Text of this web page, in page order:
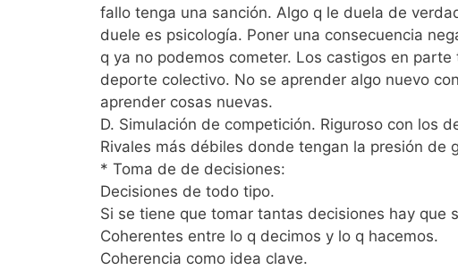
fallo tenga una sanción. Algo q le duela de
duele es psicología. Poner una consecuencia
q ya no podemos cometer. Los castigos en
deporte colectivo. No se aprender algo nuevo
aprender cosas nuevas.
D. Simulación de competición. Riguroso con los
Rivales más débiles donde tengan la presión de
* Toma de de decisiones:
Decisiones de todo tipo.
Si se tiene que tomar tantas decisiones hay que
Coherentes entre lo q decimos y lo q hacemos.
Coherencia como idea clave.